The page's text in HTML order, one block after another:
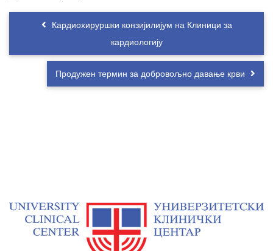
Кардиохируршки конзијилијум на Клиници за
кардиологију
Продужен термин за добровољно давање крви